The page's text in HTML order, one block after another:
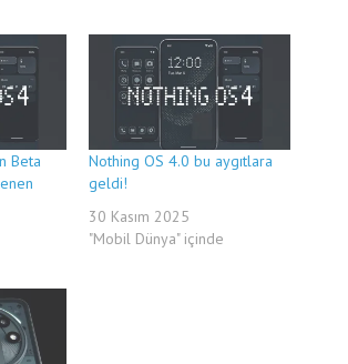
Beta
Nothing OS 4.0 bu aygıtlara
geldi!
30 Kasım 2025
"Mobil Dünya" içinde